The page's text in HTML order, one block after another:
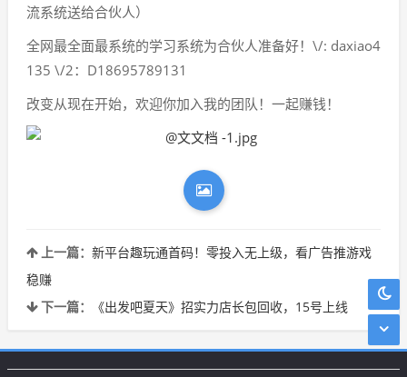
流系统送给合伙人）
全网最全面最系统的学习系统为合伙人准备好！\/: daxiao4
135 \/2：D18695789131
改变从现在开始，欢迎你加入我的团队！一起赚钱！
上一篇： 新平台趣玩通首码！零投入无上级，看广告推游戏
稳赚
下一篇：
《出发吧夏天》招实力店长包回收，15号上线